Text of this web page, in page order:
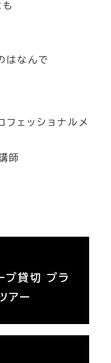
はなんで
フェッショナルメ
師
プ貸切 プラ
アー